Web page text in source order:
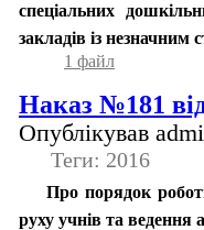
спеціальних
закладів із незначним
1 файл
Наказ №181
Опублікував
Теги: 2016
Про порядок
руху учнів та ведення